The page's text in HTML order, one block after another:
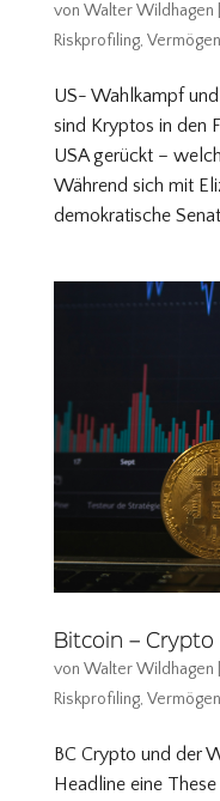
von Walter Wildhagen
Riskprofiling,
US- Wahlkampf
sind Kryptos in den
USA gerückt –
Während sich mit
demokratische
Bitcoin –
von Walter Wildhagen
Riskprofiling,
BC Crypto und der
Headline eine